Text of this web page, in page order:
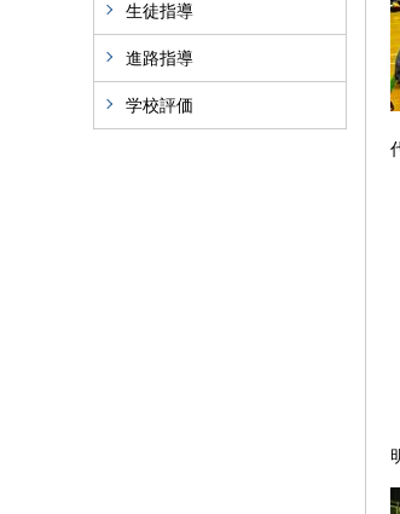
生徒指導
進路指導
学校評価